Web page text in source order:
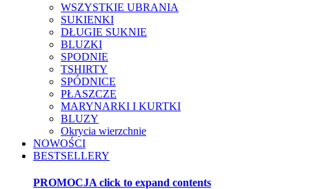
WSZYSTKIE UBRANIA
SUKIENKI
DŁUGIE SUKNIE
BLUZKI
SPODNIE
TSHIRTY
SPÓDNICE
PŁASZCZE
MARYNARKI I KURTKI
BLUZY
Okrycia wierzchnie
NOWOŚCI
BESTSELLERY
PROMOCJA click to expand contents